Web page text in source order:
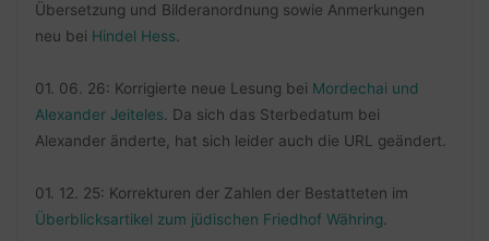
Übersetzung und Bilderanordnung sowie Anmerkungen
neu bei Hindel Hess.
01. 06. 26: Korrigierte neue Lesung bei Mordechai und
Alexander Jeiteles. Da sich das Sterbedatum bei
Alexander änderte, hat sich leider auch die URL geändert.
01. 12. 25: Korrekturen der Zahlen der Bestatteten im
Überblicksartikel zum jüdischen Friedhof Währing.